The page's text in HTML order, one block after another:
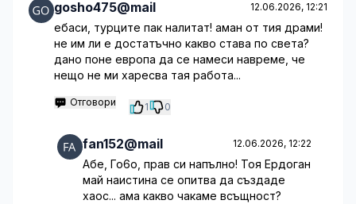
gosho475@mail 12.06.2026, 12:21
ебаси, турците пак налитат! аман от тия драми!
не им ли е достатъчно какво става по света?
дано поне европа да се намеси навреме, че
нещо не ми харесва тая работа...
Отговори 1 0
fan152@mail 12.06.2026, 12:22
Абе, Го6о, прав си напълно! Тоя Ердоган
май наистина се опитва да създаде
хаос... ама какво чакаме всъщност?